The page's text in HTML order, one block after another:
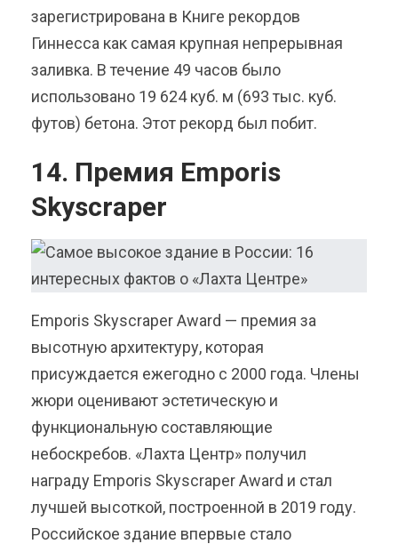
зарегистрирована в Книге рекордов
Гиннесса как самая крупная непрерывная
заливка. В течение 49 часов было
использовано 19 624 куб. м (693 тыс. куб.
футов) бетона. Этот рекорд был побит.
14. Премия Emporis
Skyscraper
Emporis Skyscraper Award — премия за
высотную архитектуру, которая
присуждается ежегодно с 2000 года. Члены
жюри оценивают эстетическую и
функциональную составляющие
небоскребов. «Лахта Центр» получил
награду Emporis Skyscraper Award и стал
лучшей высоткой, построенной в 2019 году.
Российское здание впервые стало